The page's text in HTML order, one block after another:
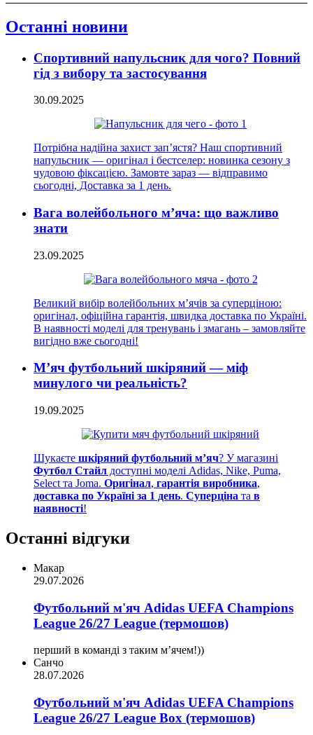
Останні новини
Спортивний напульсник для чого? Повний
гід з вибору та застосування
30.09.2025
Потрібна надійна захист зап’ястя? Наш спортивний
напульсник — оригінал і бестселер: новинка сезону з
чудовою фіксацією. Замовте зараз — відправимо
сьогодні, Доставка за 1 день.
Вага волейбольного м’яча: що важливо
знати
23.09.2025
Великий вибір волейбольних м’ячів за суперціною:
оригінал, офіційна гарантія, швидка доставка по Україні.
В наявності моделі для тренувань і змагань – замовляйте
вигідно вже сьогодні!
М’яч футбольний шкіряний — міф
минулого чи реальність?
19.09.2025
Шукаєте шкіряний футбольний м’яч? У магазині
Футбол Стайл доступні моделі Adidas, Nike, Puma,
Select та Joma. Оригінал, гарантія виробника,
доставка по Україні за 1 день. Суперціна та в
наявності!
Останні відгуки
Макар
29.07.2026
Футбольний м'яч Adidas UEFA Champions
League 26/27 League (термошов)
перший в команді з таким мʼячем!))
Санчо
28.07.2026
Футбольний м'яч Adidas UEFA Champions
League 26/27 League Box (термошов)